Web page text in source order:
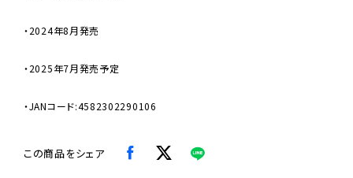
・2024年8月発売
・2025年7月発売予定
・JANコード:4582302290106
この商品をシェア